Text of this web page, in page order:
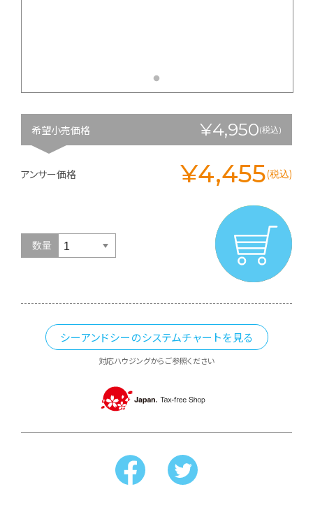
希望小売価格 ¥4,950(税込)
アンサー価格 ¥4,455(税込)
数量
シーアンドシーのシステムチャートを見る
対応ハウジングからご参照ください